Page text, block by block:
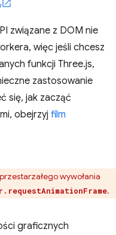
związane z DOM nie
więc jeśli chcesz
funkcji Three.js,
zastosowanie
się, jak zacząć
obejrzyj film
wywołania
.
graficznych